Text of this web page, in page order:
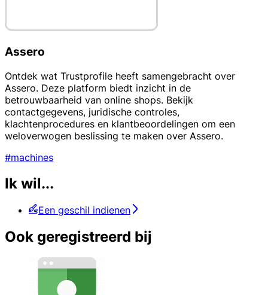
Assero
Ontdek wat Trustprofile heeft samengebracht over
Assero. Deze platform biedt inzicht in de
betrouwbaarheid van online shops. Bekijk
contactgegevens, juridische controles,
klachtenprocedures en klantbeoordelingen om een
weloverwogen beslissing te maken over Assero.
#machines
Ik wil...
Een geschil indienen
Ook geregistreerd bij